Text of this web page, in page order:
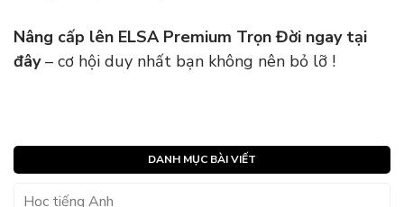
Nâng cấp lên ELSA Premium Trọn Đời ngay tại
đây– cơ hội duy nhất bạn không nên bỏ lỡ !
DANH MỤC BÀI VIẾT
Học tiếng Anh